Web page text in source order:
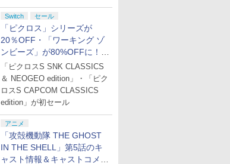
Switch セール
「ピクロス」シリーズが
20％OFF・「ワーキング ゾ
ンビーズ」が80%OFFに！
「ジュピターサマーセール
2026」開催
「ピクロスS SNK CLASSICS
＆ NEOGEO edition」・「ピク
ロスS CAPCOM CLASSICS
edition」が初セール
アニメ
「攻殻機動隊 THE GHOST
IN THE SHELL」第5話のキ
ャスト情報＆キャストコメン